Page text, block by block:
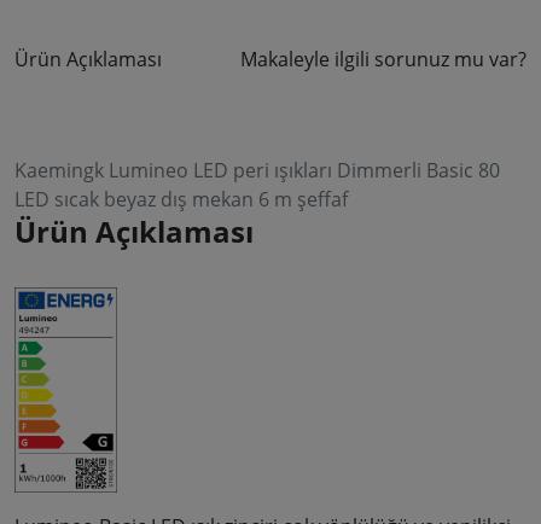
Ürün Açıklaması Makaleyle ilgili sorunuz mu var?
Kaemingk Lumineo LED peri ışıkları Dimmerli Basic 80
LED sıcak beyaz dış mekan 6 m şeffaf
Ürün Açıklaması